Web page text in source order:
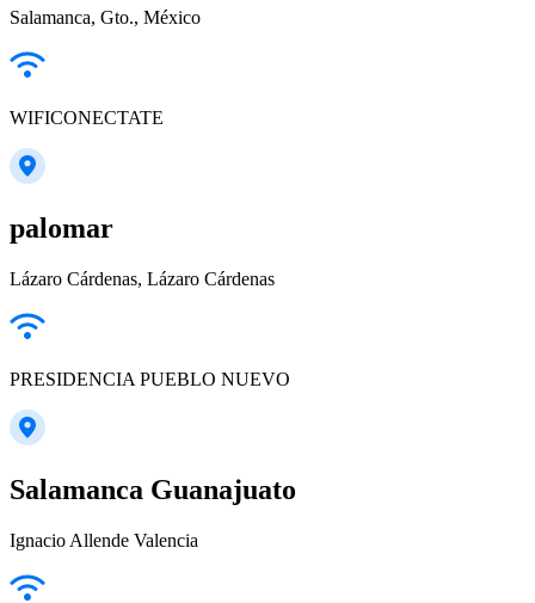
Salamanca, Gto., México
WIFICONECTATE
palomar
Lázaro Cárdenas, Lázaro Cárdenas
PRESIDENCIA PUEBLO NUEVO
Salamanca Guanajuato
Ignacio Allende Valencia